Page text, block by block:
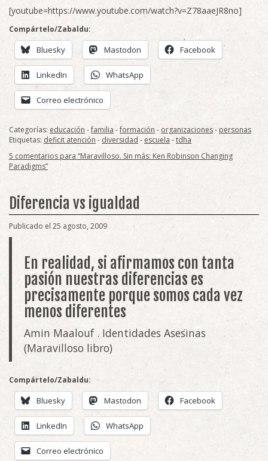
[youtube=https://www.youtube.com/watch?v=Z78aaeJR8no]
Compártelo/Zabaldu:
Bluesky Mastodon Facebook
LinkedIn WhatsApp
Correo electrónico
Categorías: educación -familia -formación - organizaciones- personas
Etiquetas: deficit atención - diversidad - escuela -tdha
5 comentarios para “Maravilloso. Sin más: Ken Robinson Changing
Paradigms”
Diferencia vs igualdad
Publicado el 25 agosto, 2009
En realidad, si afirmamos con tanta
pasión nuestras diferencias es
precisamente porque somos cada vez
menos diferentes
Amin Maalouf . Identidades Asesinas
(Maravilloso libro)
Compártelo/Zabaldu:
Bluesky Mastodon Facebook
LinkedIn WhatsApp
Correo electrónico